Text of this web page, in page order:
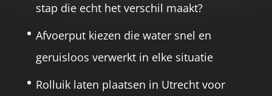
stap die echt het verschil maakt?
Afvoerput kiezen die water snel en
geruisloos verwerkt in elke situatie
Rolluik laten plaatsen in Utrecht voor